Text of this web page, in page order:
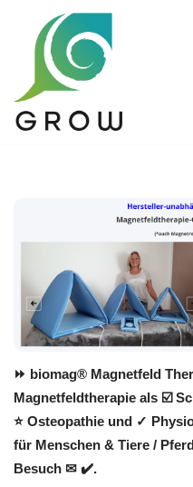
Zum
springen
⏩ biomag® Magnetfeld
Magnetfeldtherapie als ☑️
⭐ Osteopathie und ✓
für Menschen & Tiere /
Besuch ✉ ✔️.